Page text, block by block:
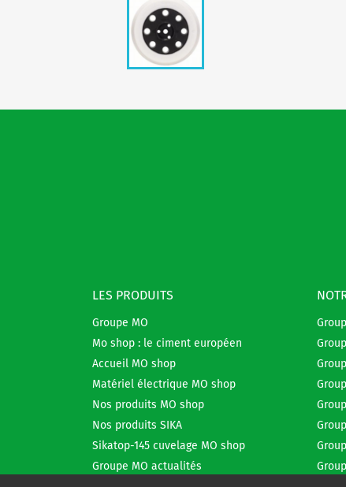
LES PRODUITS
Groupe MO
Mo shop : le ciment européen
Accueil MO shop
Matériel électrique MO shop
Nos produits MO shop
Nos produits SIKA
Sikatop-145 cuvelage MO shop
Groupe MO actualités